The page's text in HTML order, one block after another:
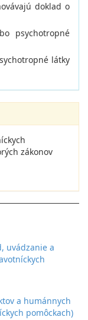
doklad o
psychotropné
látky
zákonov
uvádzanie a
a humánnych
pomôckach)